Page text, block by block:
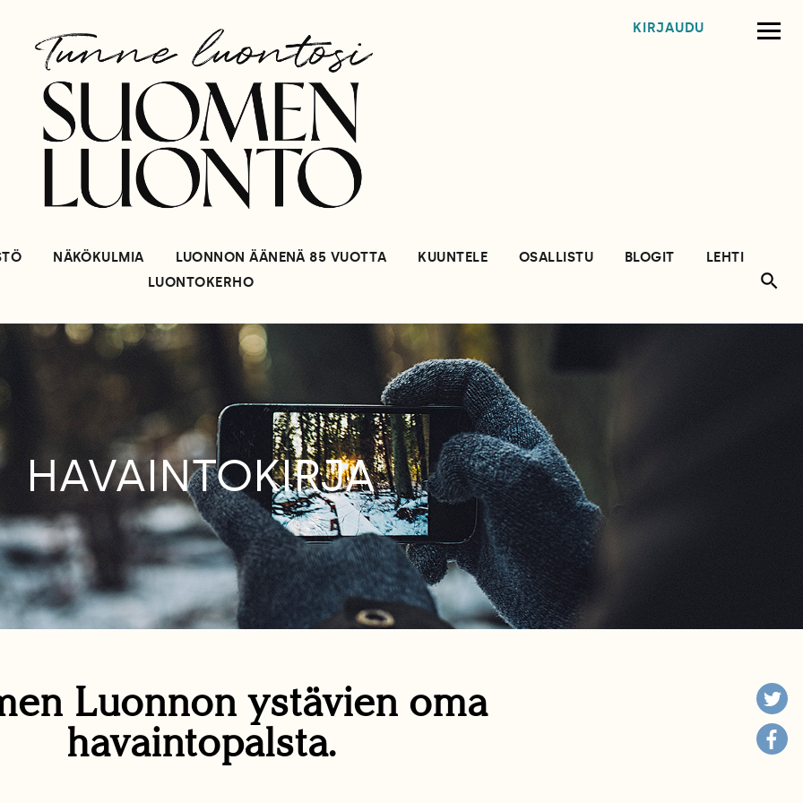
KIRJAUDU
NÄKÖKULMIA LUONNON ÄÄNENÄ 85 VUOTTA KUUNTELE OSALLISTU BLOGIT
LEHTI
LUONTOKERHO
HAVAINTOKIRJA
Luonnon ystävien oma
havaintopalsta.